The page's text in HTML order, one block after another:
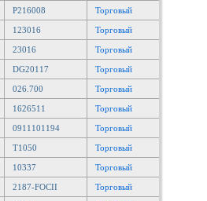
P216008 Торговый
123016 Торговый
23016 Торговый
DG20117 Торговый
026.700 Торговый
1626511 Торговый
0911101194 Торговый
T1050 Торговый
10337 Торговый
2187-FOCII Торговый